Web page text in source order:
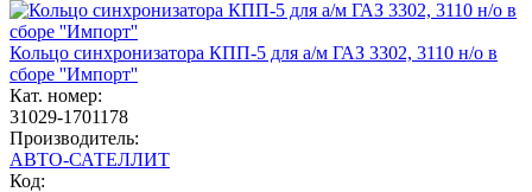
Кольцо синхронизатора КПП-5 для а/м ГАЗ 3302, 3110 н/о в
сборе ''Импорт''
Кат. номер:
31029-1701178
Производитель:
АВТО-САТЕЛЛИТ
Код: